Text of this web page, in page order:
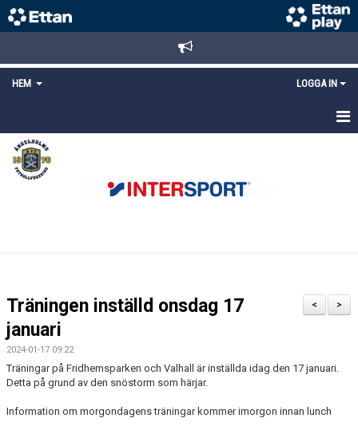
HEM LOGGA IN
STARTSIDA
NYHETER
LÄNKAR
MEDLEMS OCH TRÄNINGSAVGIFTER
>
<
Träningen inställd onsdag 17
januari
2024-01-17 09:22
Träningar på Fridhemsparken och Valhall är inställda idag den 17 januari.
Detta på grund av den snöstorm som härjar.
Information om morgondagens träningar kommer imorgon innan lunch